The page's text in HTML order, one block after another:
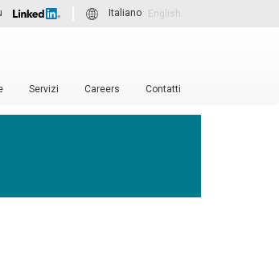
Italiano English
Servizi Careers Contatti